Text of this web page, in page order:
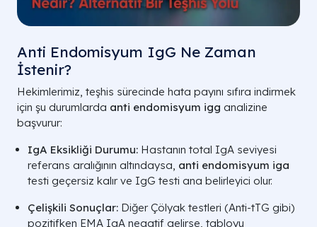
Anti Endomisyum IgG Ne Zaman
İstenir?
Hekimlerimiz, teşhis sürecinde hata payını sıfıra indirmek
için şu durumlarda anti endomisyum igg analizine
başvurur:
IgA Eksikliği Durumu: Hastanın total IgA seviyesi
referans aralığının altındaysa, anti endomisyum iga
testi geçersiz kalır ve IgG testi ana belirleyici olur.
Çelişkili Sonuçlar: Diğer Çölyak testleri (Anti-tTG gibi)
pozitifken EMA IgA negatif gelirse, tabloyu